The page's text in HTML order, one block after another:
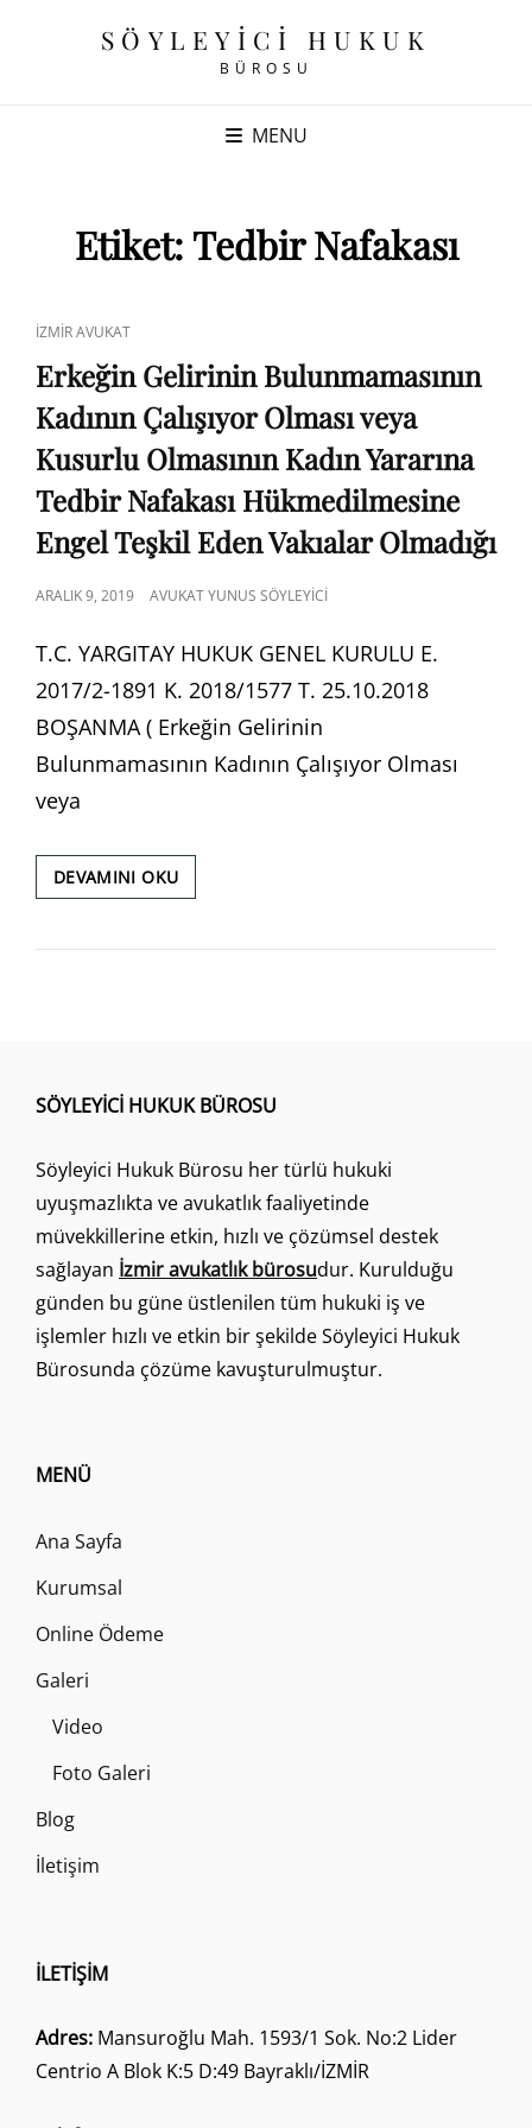
SÖYLEYICI HUKUK
BÜROSU
MENU
Etiket:Tedbir Nafakası
CAT
LINKS
İZMIR AVUKAT
Erkeğin Gelirinin Bulunmamasının
Kadının Çalışıyor Olması veya
Kusurlu Olmasının Kadın Yararına
Tedbir Nafakası Hükmedilmesine
Engel Teşkil Eden Vakıalar Olmadığı
POSTED
ARALIK 9, 2019 AVUKAT YUNUS SÖYLEYICI
T.C. YARGITAY HUKUK GENEL KURULU E.
2017/2-1891 K. 2018/1577 T. 25.10.2018
BOŞANMA ( Erkeğin Gelirinin
Bulunmamasının Kadının Çalışıyor Olması
veya
DEVAMINI OKUERKEĞIN
GELIRININ
KADININ
KADIN
NAFAKASI
HÜKMEDILMESINE
ENGEL
TEŞKIL
EDEN
VAKIALAR
OLMADIĞI
SÖYLEYICI HUKUK BÜROSU
Söyleyici Hukuk Bürosu her türlü hukuki
uyuşmazlıkta ve avukatlık faaliyetinde
müvekkillerine etkin, hızlı ve çözümsel destek
sağlayan İzmir avukatlık bürosudur. Kurulduğu
günden bu güne üstlenilen tüm hukuki iş ve
işlemler hızlı ve etkin bir şekilde Söyleyici Hukuk
Bürosunda çözüme kavuşturulmuştur.
MENÜ
Ana Sayfa
Kurumsal
Online Ödeme
Galeri
Video
Foto Galeri
Blog
İletişim
İLETIŞIM
Adres: Mansuroğlu Mah. 1593/1 Sok. No:2 Lider
Centrio A Blok K:5 D:49 Bayraklı/İZMİR